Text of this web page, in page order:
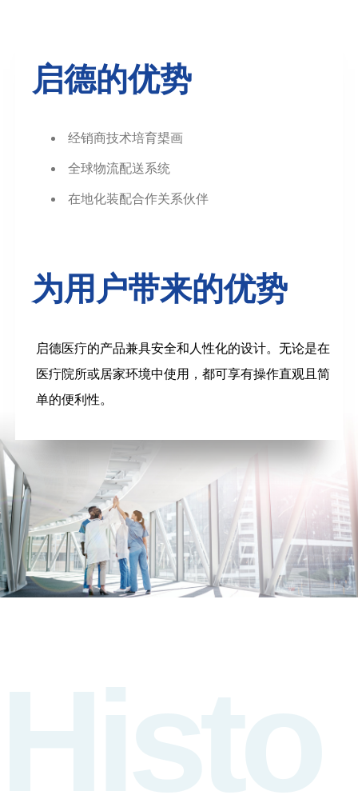
启德的优势
经销商技术培育槼画
全球物流配送系统
在地化装配合作关系伙伴
为用户带来的优势
启德医疔的产品兼具安全和人性化的设计。无论是在
医疔院所或居家环境中使用，都可享有操作直观且简
单的便利性。